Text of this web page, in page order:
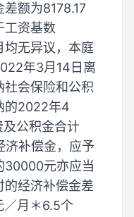
额为8178.17
工资基数
均无异议，本庭
年3月14日离
社会保险和公积
的2022年4
公积金合计
济补偿金，应予
30000元亦应当
的经济补偿金差
／月＊6.5个